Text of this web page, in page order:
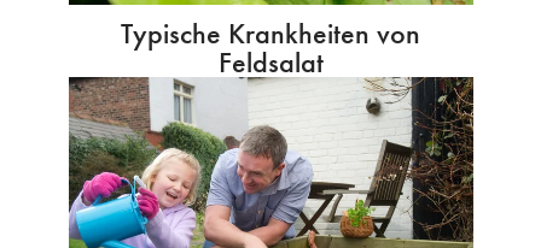
Typische Krankheiten von
Feldsalat